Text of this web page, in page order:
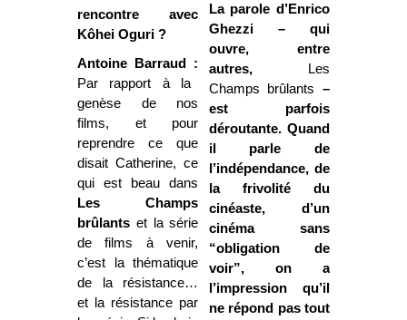
rencontre avec
Kôhei Oguri ?
Antoine Barraud :
Par rapport à la
genèse de nos
films, et pour
reprendre ce que
disait Catherine, ce
qui est beau dans
Les Champs
brûlants et la série
de films à venir,
c’est la thématique
de la résistance…
et la résistance par
La parole d’Enrico
Ghezzi – qui
ouvre, entre
autres, Les
Champs brûlants –
est parfois
déroutante. Quand
il parle de
l’indépendance, de
la frivolité du
cinéaste, d’un
cinéma sans
“obligation de
voir”, on a
l’impression qu’il
ne répond pas tout